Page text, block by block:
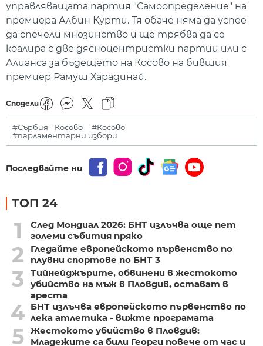
управляващата партия "Самоопределение" на
премиера Албин Курти. Тя обаче няма да успее
да спечели мнозинство и ще трябва да се
коалира с две дясноцентристки партии или с
Алианса за бъдещето на Косово на бившия
премиер Рамуш Харадинай.
Сподели
#Сърбия - Косово
#Косово
#парламентарни избори
Последвайте ни
ТОП 24
1
След Мондиал 2026: БНТ излъчва още пет
големи събития пряко
2
Гледайте европейското първенство по
плувни спортове по БНТ 3
3
Тийнейджърите, обвинени в жестокото
убийство на мъж в Пловдив, остават в
ареста
4 БНТ излъчва европейското първенство по
лека атлетика - вижте програмата
5 Жестокото убийство в Пловдив:
Младежите са били Георги повече от час и